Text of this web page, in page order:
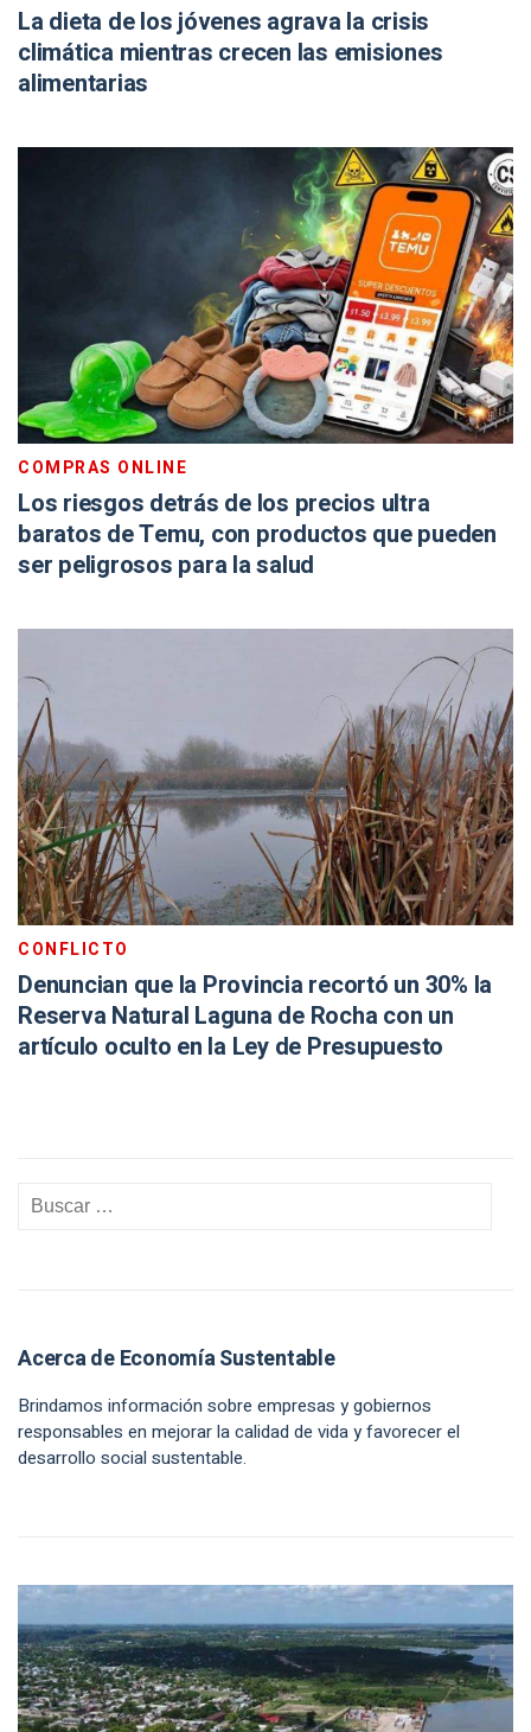
La dieta de los jóvenes agrava la crisis
climática mientras crecen las emisiones
alimentarias
COMPRAS ONLINE
Los riesgos detrás de los precios ultra
baratos de Temu, con productos que pueden
ser peligrosos para la salud
CONFLICTO
Denuncian que la Provincia recortó un 30% la
Reserva Natural Laguna de Rocha con un
artículo oculto en la Ley de Presupuesto
Acerca de Economía Sustentable
Brindamos información sobre empresas y gobiernos
responsables en mejorar la calidad de vida y favorecer el
desarrollo social sustentable.